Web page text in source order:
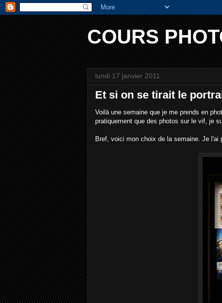
COURS
lundi 17 janvier 2011
Et si on se tirait le
Voilà une semaine que je me prends en
pratiquement que des photos sur le vif, je
Bref, voici mon choix de la semaine. Je